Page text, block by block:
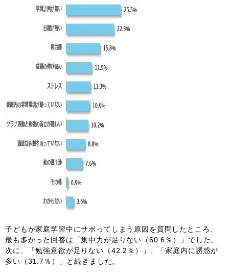
子どもが家庭学習中にサボってしまう原因を質問したところ、
最も多かった回答は「集中力が足りない（60.6％）」でした。
次に、「勉強意欲が足りない（42.2％）」、「家庭内に誘惑が
多い（31.7％）」と続きました。